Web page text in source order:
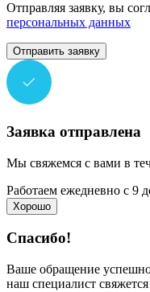
Отправляя заявку, вы
персональных данных
Отправить заявку
Заявка отправлена
Мы свяжемся с вами в
Работаем ежедневно с 9
Хорошо
Спасибо!
Ваше обращение
наш специалист